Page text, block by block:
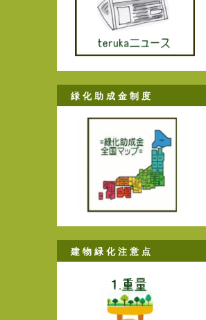
緑 化 助 成 金 制 度
建 物 緑 化 注 意 点